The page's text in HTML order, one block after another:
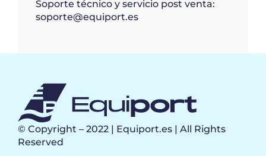
Soporte técnico y servicio post venta:
soporte@equiport.es
© Copyright – 2022 | Equiport.es | All Rights
Reserved